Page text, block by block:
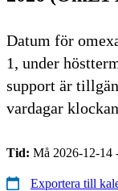
Datum för
1, under
support är
vardagar
Tid: Må 2026-12-14
Exportera till